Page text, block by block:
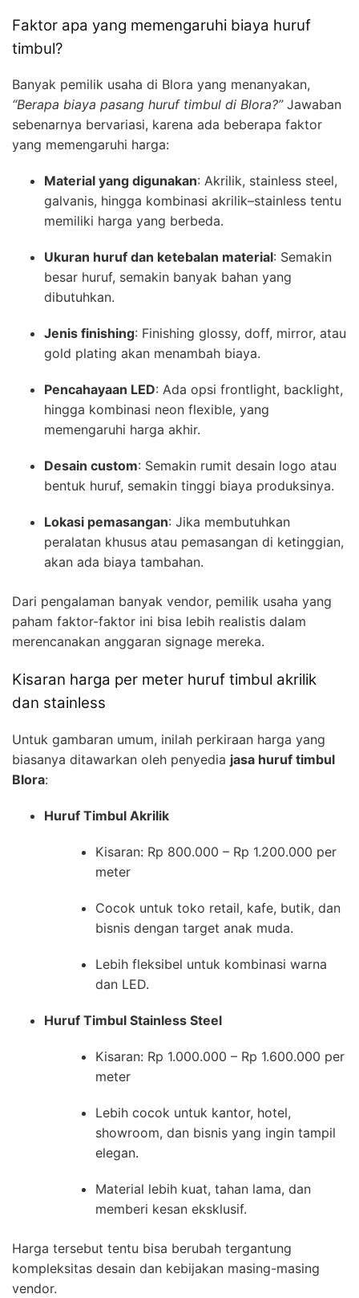
Faktor apa yang memengaruhi biaya huruf
timbul?
Banyak pemilik usaha di Blora yang menanyakan,
“Berapa biaya pasang huruf timbul di Blora?”Jawaban
sebenarnya bervariasi, karena ada beberapa faktor
yang memengaruhi harga:
Material yang digunakan: Akrilik, stainless steel,
galvanis, hingga kombinasi akrilik–stainless tentu
memiliki harga yang berbeda.
Ukuran huruf dan ketebalan material: Semakin
besar huruf, semakin banyak bahan yang
dibutuhkan.
Jenis finishing: Finishing glossy, doff, mirror, atau
gold plating akan menambah biaya.
Pencahayaan LED: Ada opsi frontlight, backlight,
hingga kombinasi neon flexible, yang
memengaruhi harga akhir.
Desain custom: Semakin rumit desain logo atau
bentuk huruf, semakin tinggi biaya produksinya.
Lokasi pemasangan: Jika membutuhkan
peralatan khusus atau pemasangan di ketinggian,
akan ada biaya tambahan.
Dari pengalaman banyak vendor, pemilik usaha yang
paham faktor-faktor ini bisa lebih realistis dalam
merencanakan anggaran signage mereka.
Kisaran harga per meter huruf timbul akrilik
dan stainless
Untuk gambaran umum, inilah perkiraan harga yang
biasanya ditawarkan oleh penyedia jasa huruf timbul
Blora:
Huruf Timbul Akrilik
Kisaran: Rp 800.000 – Rp 1.200.000 per
meter
Cocok untuk toko retail, kafe, butik, dan
bisnis dengan target anak muda.
Lebih fleksibel untuk kombinasi warna
dan LED.
Huruf Timbul Stainless Steel
Kisaran: Rp 1.000.000 – Rp 1.600.000 per
meter
Lebih cocok untuk kantor, hotel,
showroom, dan bisnis yang ingin tampil
elegan.
Material lebih kuat, tahan lama, dan
memberi kesan eksklusif.
Harga tersebut tentu bisa berubah tergantung
kompleksitas desain dan kebijakan masing-masing
vendor.